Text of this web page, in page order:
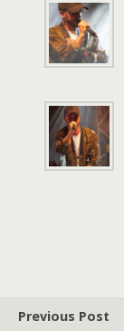
Previous Post